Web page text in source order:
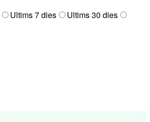
Ultims 7 dies
Ultims 30 dies